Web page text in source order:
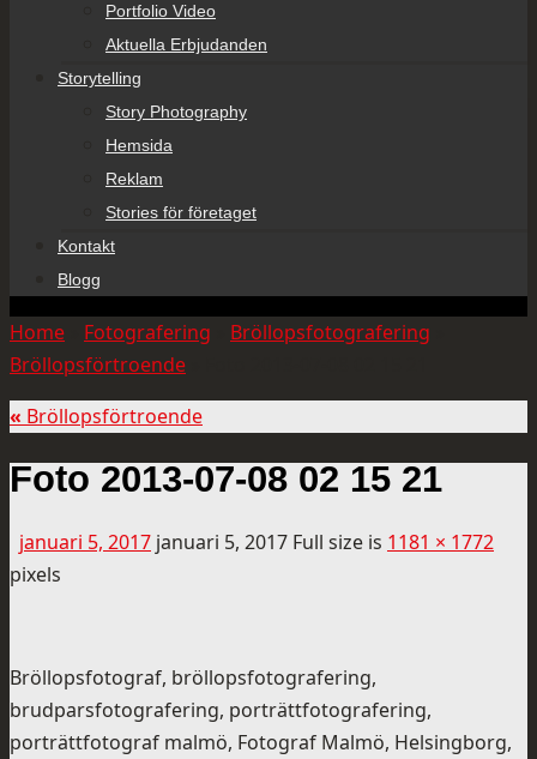
Portfolio Video
Aktuella Erbjudanden
Storytelling
Story Photography
Hemsida
Reklam
Stories för företaget
Kontakt
Blogg
Home Fotografering Bröllopsfotografering
Bröllopsförtroende
« Bröllopsförtroende
Foto 2013-07-08 02 15 21
januari 5, 2017 januari 5, 2017 Full size is 1181 × 1772
pixels
Bröllopsfotograf, bröllopsfotografering,
brudparsfotografering, porträttfotografering,
porträttfotograf malmö, Fotograf Malmö, Helsingborg,